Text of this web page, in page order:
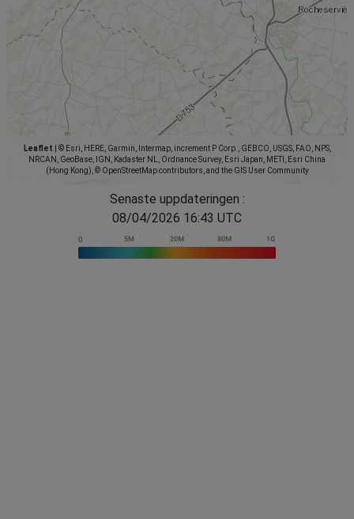
Leaflet
© Esri, HERE, Garmin, Intermap, increment P Corp., GEBCO, USGS, FAO, NPS,
NRCAN, GeoBase, IGN, Kadaster NL, Ordnance Survey, Esri Japan, METI, Esri China
(Hong Kong), © OpenStreetMap contributors, and the GIS User Community
Senaste uppdateringen :
08/04/2026 16:43 UTC